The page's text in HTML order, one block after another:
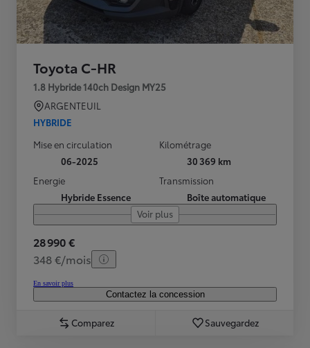
Toyota C-HR
1.8 Hybride 140ch Design MY25
ARGENTEUIL
HYBRIDE
Mise en circulation
06-2025
Kilométrage
30 369 km
Energie
Hybride Essence
Transmission
Boîte automatique
Voir plus
28 990 €
348 €/mois
En savoir plus
Contactez la concession
Comparez Sauvegardez